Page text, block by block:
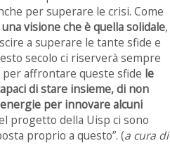
per superare le crisi. Come
visione che è quella solidale,
a superare le tante sfide e
secolo ci riserverà sempre
per affrontare queste sfide le
di stare insieme, di non
per innovare alcuni
progetto della Uisp ci sono
proprio a questo”. (a cura di